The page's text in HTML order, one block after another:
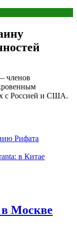
членов
с Россией и США.
Рифата
в Китае
Москве